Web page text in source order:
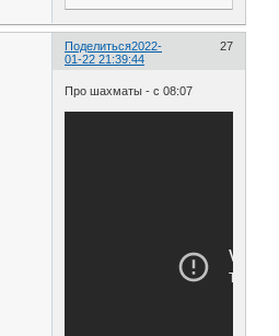
Поделиться 27
2022-
01-22 21:39:44
Про шахматы - с 08:07